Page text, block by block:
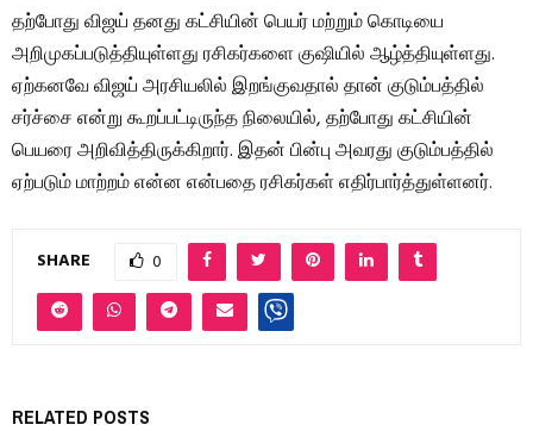
தற்போது விஜய் தனது கட்சியின் பெயர் மற்றும் கொடியை
அறிமுகப்படுத்தியுள்ளது ரசிகர்களை குஷியில் ஆழ்த்தியுள்ளது.
ஏற்கனவே விஜய் அரசியலில் இறங்குவதால் தான் குடும்பத்தில்
சர்ச்சை என்று கூறப்பட்டிருந்த நிலையில், தற்போது கட்சியின்
பெயரை அறிவித்திருக்கிறார். இதன் பின்பு அவரது குடும்பத்தில்
ஏற்படும் மாற்றம் என்ன என்பதை ரசிகர்கள் எதிர்பார்த்துள்ளனர்.
SHARE 0
RELATED POSTS